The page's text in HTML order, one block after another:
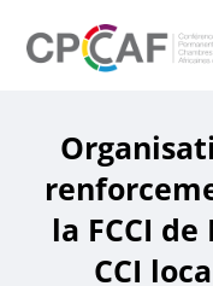
la FCCI
CCI